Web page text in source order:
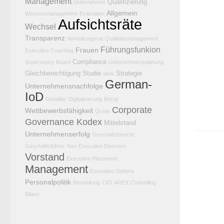
Unternehmer Qualifizierung
Wissensmanagement Evaluation Allgemein
Wechsel Aufsichtsräte
Transparenz Verwaltungsrat Qualitätsmanagement
Executive Coaching Frauen Führungsfunkion
Supervisory Board Compliance Unternehmensplanung
Gleichberechtigung Studie wbw Strategie
Unternehmensnachfolge German-
IoD Gehälter Digitalisierung Beirat
Wettbewerbsfähigkeit Quote Corporate
Governance Kodex Mittelstand
Unternehmenserfolg Geschäftsbericht
Geschäftsführer Non Executive Directors
Vorstand Executive Placement
Management Executive Options
Personalpolitik Beurteilung CIO AREX Controlling
Bilanz